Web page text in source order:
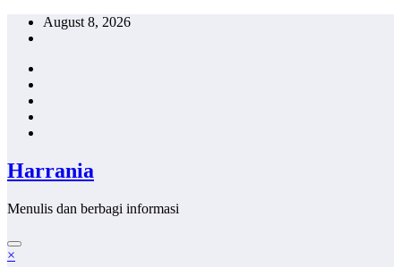
Skip
August 8, 2026
Harrania
Menulis dan berbagi informasi
×